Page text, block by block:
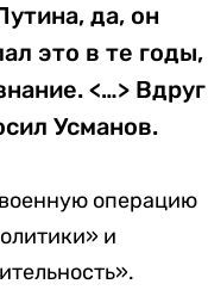
да, он
это в те годы,
<…> Вдруг
Усманов.
операцию
и